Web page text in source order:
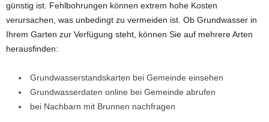
günstig ist. Fehlbohrungen können extrem hohe Kosten
verursachen, was unbedingt zu vermeiden ist. Ob Grundwasser in
Ihrem Garten zur Verfügung steht, können Sie auf mehrere Arten
herausfinden:
Grundwasserstandskarten bei Gemeinde einsehen
Grundwasserdaten online bei Gemeinde abrufen
bei Nachbarn mit Brunnen nachfragen